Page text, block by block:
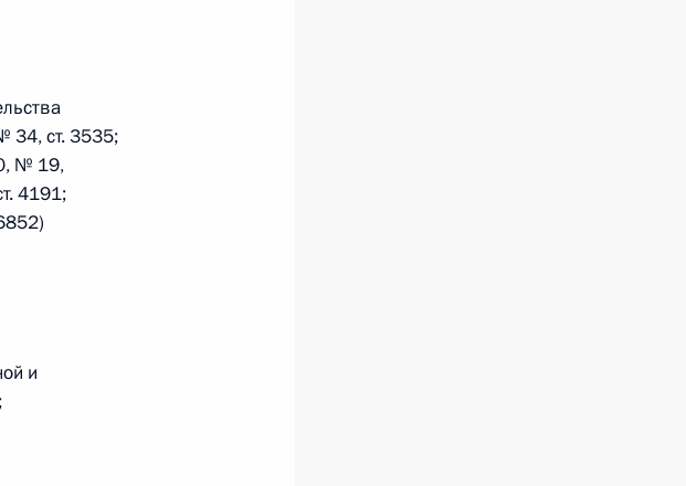
Налогового
34, ст. 3535;
№ 19,
4191;
и